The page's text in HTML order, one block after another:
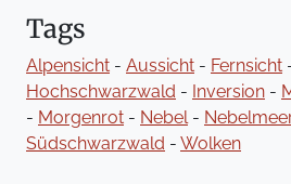
Tags
Alpensicht - Aussicht - Fernsicht
Hochschwarzwald - Inversion -
- Morgenrot - Nebel-
Südschwarzwald - Wolken